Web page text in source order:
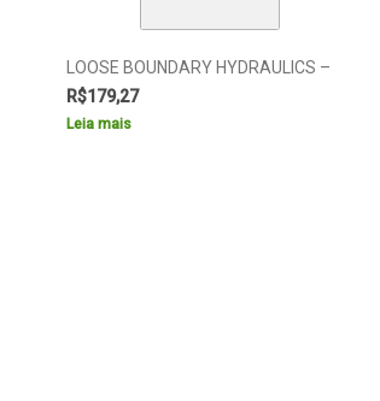
LOOSE BOUNDARY HYDRAULICS –
R$179,27
Leia mais